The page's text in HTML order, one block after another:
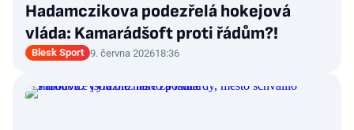
Hadamczikova podezřelá hokejová
vláda: Kamarádšoft proti řádům?!
Blesk Sport 9. června 202618:36